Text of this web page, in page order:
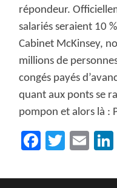
répondeur.
salariés seraient 10
Cabinet McKinsey,
millions de
congés payés
quant aux ponts se
pompon et alors là :